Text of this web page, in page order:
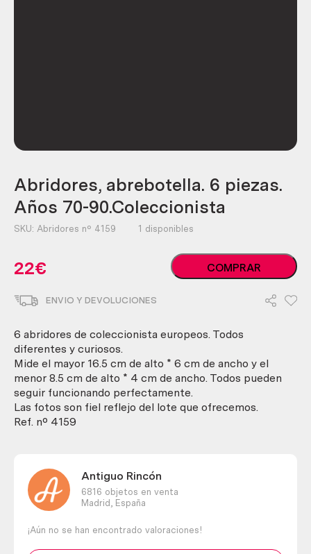
Abridores, abrebotella. 6 piezas.
Años 70-90.Coleccionista
SKU: Abridores nº 4159 1 disponibles
22€
Abridores,
abrebotella.
70-
cantidad
COMPRAR
ENVIO Y DEVOLUCIONES
6 abridores de coleccionista europeos. Todos
diferentes y curiosos.
Mide el mayor 16.5 cm de alto * 6 cm de ancho y el
menor 8.5 cm de alto * 4 cm de ancho. Todos pueden
seguir funcionando perfectamente.
Las fotos son fiel reflejo del lote que ofrecemos.
Ref. nº 4159
Antiguo Rincón
6816 objetos en venta
Madrid,
España
¡Aún no se han encontrado valoraciones!